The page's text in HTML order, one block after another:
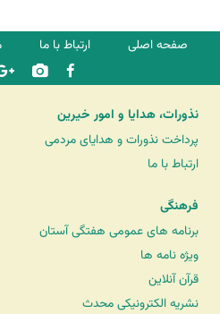
صفحه اصلی ارتباط با ما
نذورات، هدایا و امور خیرین
پرداخت نذورات و هدایای مردمی
ارتباط با ما
فرهنگی
برنامه های عمومی هفتگی آستان
ویژه نامه ها
قرآن آنلاین
نشریه الکترونیکی محدث